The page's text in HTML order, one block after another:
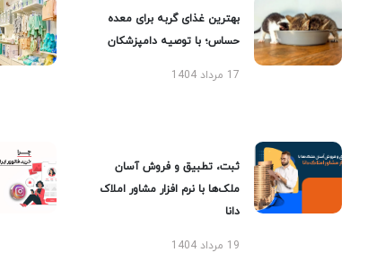
بهترین غذای گربه برای معده
حساس؛ با توصیه دامپزشکان
17 مرداد 1404
ثبت، تطبیق و فروش آسان
ملک‌ها با نرم افزار مشاور املاک
دانا
19 مرداد 1404